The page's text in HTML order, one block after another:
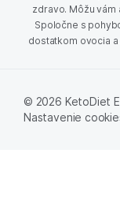
zdravo. Môžu vám
Spoločne s
dostatkom ovocia
© 2026 KetoDiet
Nastavenie